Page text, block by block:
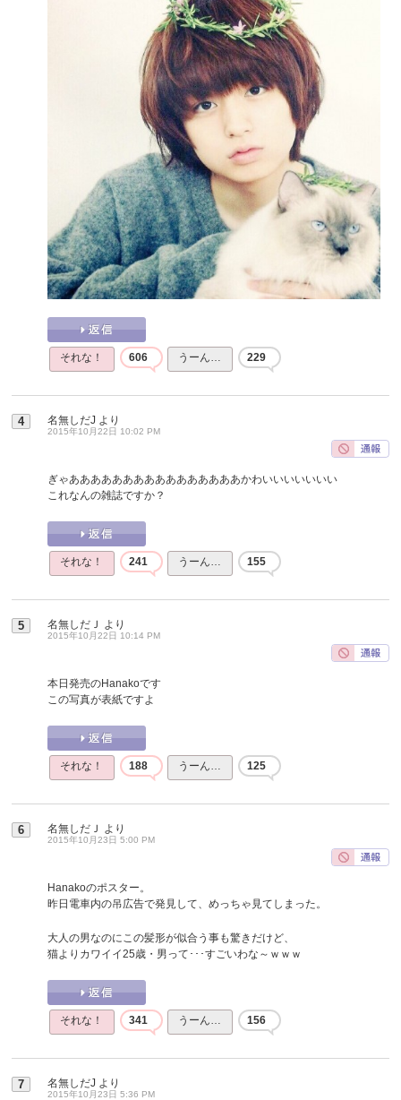
それな！ 606 うーん… 229
4 名無しだJ より
2015年10月22日 10:02 PM
ぎゃああああああああああああああああかわいいいいいいい
これなんの雑誌ですか？
それな！ 241 うーん… 155
5 名無しだＪ より
2015年10月22日 10:14 PM
本日発売のHanakoです
この写真が表紙ですよ
それな！ 188 うーん… 125
6 名無しだＪ より
2015年10月23日 5:00 PM
Hanakoのポスター。
昨日電車内の吊広告で発見して、めっちゃ見てしまった。
大人の男なのにこの髪形が似合う事も驚きだけど、
猫よりカワイイ25歳・男って･･･すごいわな～ｗｗｗ
それな！ 341 うーん… 156
7 名無しだJ より
2015年10月23日 5:36 PM